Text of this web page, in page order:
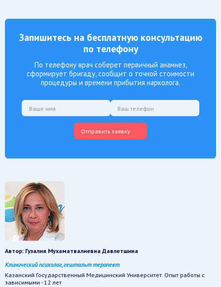
Запишитесь на бесплатную консультацию
по телефону
По телефону врач соберет первичный анамнез,
сформирует бригаду, сообщит о точной стоимости
процедуры и времени прибытия нарколога.
Отправить заявку
Автор: Гузалия Мухаматвалиевна Давлетшина
Клинический психолог, гештальт терапевт
Казанский Государственный Медицинский Университет. Опыт работы с
зависимыми - 12 лет